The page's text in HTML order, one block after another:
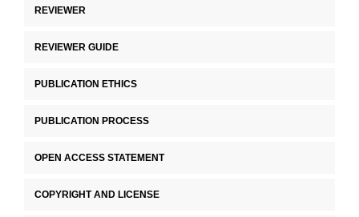
REVIEWER
REVIEWER GUIDE
PUBLICATION ETHICS
PUBLICATION PROCESS
OPEN ACCESS STATEMENT
COPYRIGHT AND LICENSE